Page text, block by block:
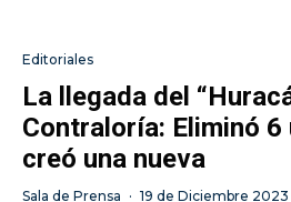
Editoriales
La llegada del
Contraloría: Eliminó 6
creó una nueva
Sala de Prensa · 19 de Diciembre 2023